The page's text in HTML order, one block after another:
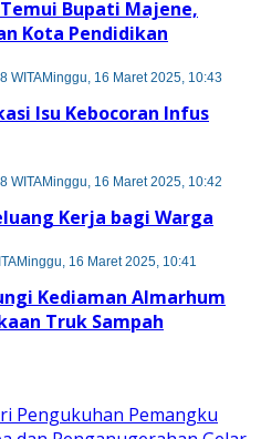
Bupati Majene,
Kota Pendidikan
WITAMinggu, 16 Maret 2025, 10:43
Isu Kebocoran Infus
WITAMinggu, 16 Maret 2025, 10:42
Kerja bagi Warga
Minggu, 16 Maret 2025, 10:41
Kediaman Almarhum
Truk Sampah